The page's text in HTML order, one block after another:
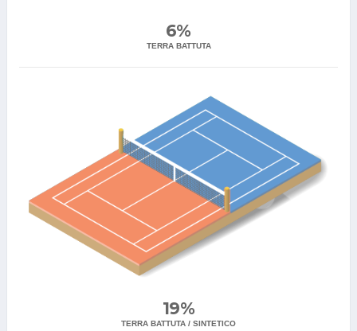
6%
TERRA BATTUTA
19%
TERRA BATTUTA / SINTETICO